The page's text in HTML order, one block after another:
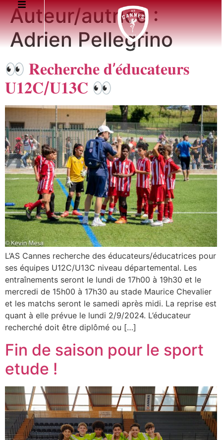
Auteur/autrice :
Adrien Pellegrino
👀 𝐑𝐞𝐜𝐡𝐞𝐫𝐜𝐡𝐞 𝐝’𝐞́𝐝𝐮𝐜𝐚𝐭𝐞𝐮𝐫𝐬
𝐔𝟏𝟐𝐂/𝐔𝟏𝟑𝐂 👀
L’AS Cannes recherche des éducateurs/éducatrices pour
ses équipes U12C/U13C niveau départemental. Les
entraînements seront le lundi de 17h00 à 19h30 et le
mercredi de 15h00 à 17h30 au stade Maurice Chevalier
et les matchs seront le samedi après midi. La reprise est
quant à elle prévue le lundi 2/9/2024. L’éducateur
recherché doit être diplômé ou […]
Fin de saison pour le sport
etude !